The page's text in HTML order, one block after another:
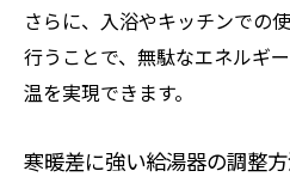
さらに、入浴やキッチンでの
行うことで、無駄なエネルギ
温を実現できます。
寒暖差に強い給湯器の調整